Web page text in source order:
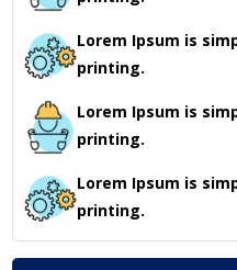
Lorem Ipsum is
printing.
Lorem Ipsum is
printing.
Lorem Ipsum is
printing.